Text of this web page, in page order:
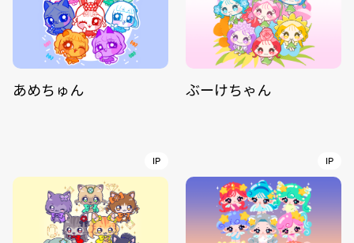
あめちゅん ぶーけちゃん
IP IP